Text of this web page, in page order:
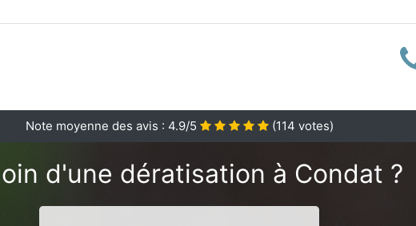
Note moyenne des avis : 4.9/5 (114 votes)
d'une dératisation à Condat ?